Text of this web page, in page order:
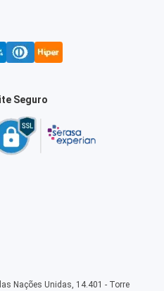
Seguro
Nações Unidas, 14.401 - Torre